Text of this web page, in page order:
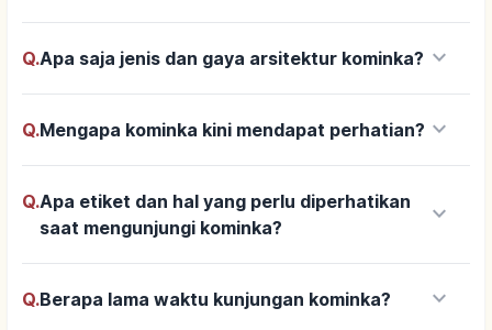
Q.Apa saja jenis dan gaya arsitektur kominka? keyboard_arrow_down
Q.Mengapa kominka kini mendapat perhatian? keyboard_arrow_down
Q.Apa etiket dan hal yang perlu diperhatikan
saat mengunjungi kominka?
keyboard_arrow_down
Q.Berapa lama waktu kunjungan kominka? keyboard_arrow_down